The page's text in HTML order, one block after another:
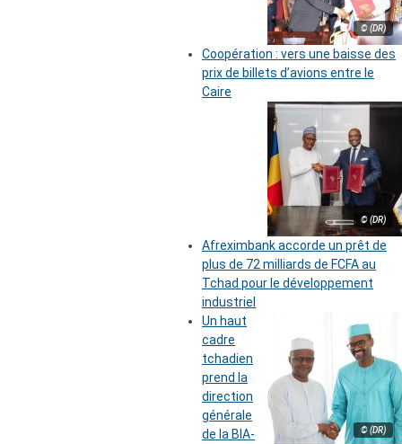
© (DR)
Coopération : vers une baisse des
prix de billets d’avions entre le
Caire
© (DR)
Afreximbank accorde un prêt de
plus de 72 milliards de FCFA au
Tchad pour le développement
industriel
© (DR)
Un haut
cadre
tchadien
prend la
direction
générale
de la BIA-